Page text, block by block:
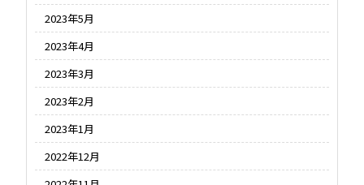
2023年5月
2023年4月
2023年3月
2023年2月
2023年1月
2022年12月